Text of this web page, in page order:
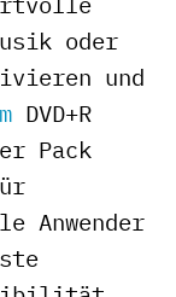
oder
und
DVD+R
Pack
Anwender